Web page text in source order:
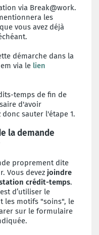
via Break@work.
les
vous avez déjà
démarche dans la
via le lien
temps de fin de
d'avoir
sauter l'étape 1.
la demande
proprement dite
Vous devez joindre
crédit-temps.
d’utiliser le
les motifs "soins", le
sur le formulaire